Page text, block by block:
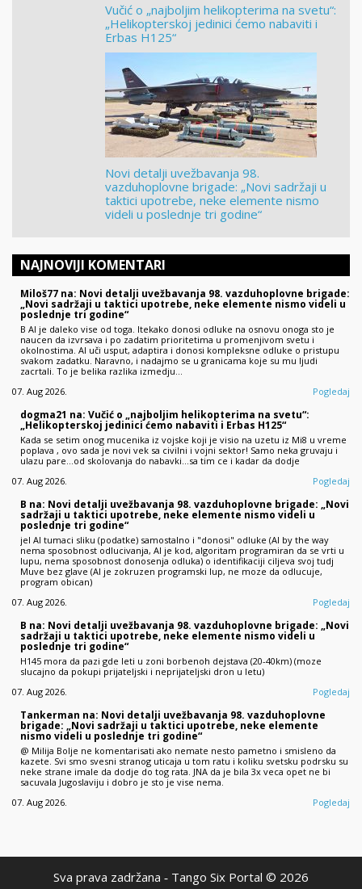
Vučić o „najboljim helikopterima na svetu“:
„Helikopterskoj jedinici ćemo nabaviti i
Erbas H125“
Novi detalji uvežbavanja 98.
vazduhoplovne brigade: „Novi sadržaji u
taktici upotrebe, neke elemente nismo
videli u poslednje tri godine“
NAJNOVIJI KOMENTARI
Miloš77 na: Novi detalji uvežbavanja 98. vazduhoplovne brigade:
„Novi sadržaji u taktici upotrebe, neke elemente nismo videli u
poslednje tri godine“
B AI je daleko vise od toga. Itekako donosi odluke na osnovu onoga sto je
naucen da izvrsava i po zadatim prioritetima u promenjivom svetu i
okolnostima. AI uči usput, adaptira i donosi kompleksne odluke o pristupu
svakom zadatku. Naravno, i nadajmo se u granicama koje su mu ljudi
zacrtali. To je belika razlika izmedju…
07. Aug 2026.
Pogledaj
dogma21 na: Vučić o „najboljim helikopterima na svetu“:
„Helikopterskoj jedinici ćemo nabaviti i Erbas H125“
Kada se setim onog mucenika iz vojske koji je visio na uzetu iz Mi8 u vreme
poplava , ovo sada je novi vek sa civilni i vojni sektor! Samo neka gruvaju i
ulazu pare...od skolovanja do nabavki...sa tim ce i kadar da dodje
07. Aug 2026.
Pogledaj
B na: Novi detalji uvežbavanja 98. vazduhoplovne brigade: „Novi
sadržaji u taktici upotrebe, neke elemente nismo videli u
poslednje tri godine“
jel AI tumaci sliku (podatke) samostalno i "donosi" odluke (AI by the way
nema sposobnost odlucivanja, AI je kod, algoritam programiran da se vrti u
lupu, nema sposobnost donosenja odluka) o identifikaciji ciljeva svoj tudj
Muve bez glave (AI je zokruzen programski lup, ne moze da odlucuje,
program obican)
07. Aug 2026.
Pogledaj
B na: Novi detalji uvežbavanja 98. vazduhoplovne brigade: „Novi
sadržaji u taktici upotrebe, neke elemente nismo videli u
poslednje tri godine“
H145 mora da pazi gde leti u zoni borbenoh dejstava (20-40km) (moze
slucajno da pokupi prijateljski i neprijateljski dron u letu)
07. Aug 2026.
Pogledaj
Tankerman na: Novi detalji uvežbavanja 98. vazduhoplovne
brigade: „Novi sadržaji u taktici upotrebe, neke elemente
nismo videli u poslednje tri godine“
@ Milija Bolje ne komentarisati ako nemate nesto pametno i smisleno da
kazete. Svi smo svesni stranog uticaja u tom ratu i koliku svetsku podrsku su
neke strane imale da dodje do tog rata. JNA da je bila 3x veca opet ne bi
sacuvala Jugoslaviju i dobro je sto je vise nema.
07. Aug 2026.
Pogledaj
Sva prava zadržana ‐ Tango Six Portal © 2026